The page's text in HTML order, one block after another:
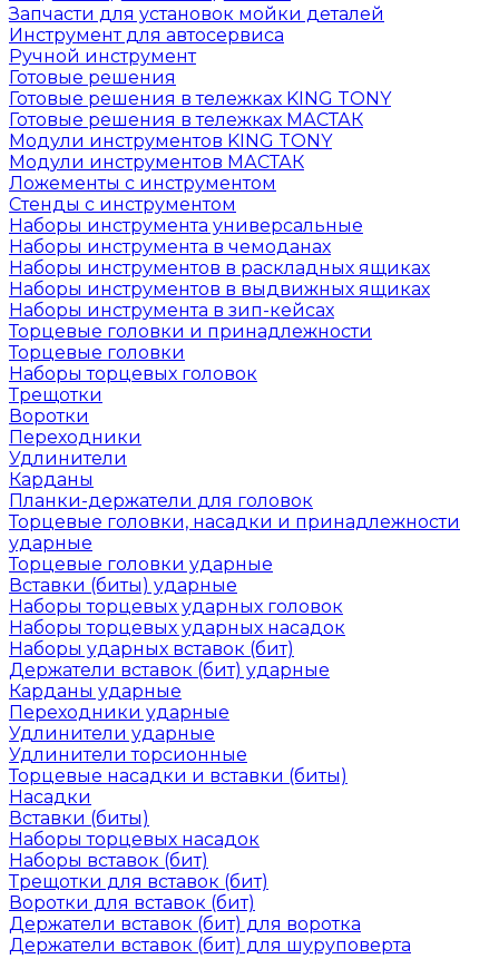
Запчасти для установок мойки деталей
Инструмент для автосервиса
Ручной инструмент
Готовые решения
Готовые решения в тележках KING TONY
Готовые решения в тележках МАСТАК
Модули инструментов KING TONY
Модули инструментов МАСТАК
Ложементы с инструментом
Стенды с инструментом
Наборы инструмента универсальные
Наборы инструмента в чемоданах
Наборы инструментов в раскладных ящиках
Наборы инструментов в выдвижных ящиках
Наборы инструмента в зип-кейсах
Торцевые головки и принадлежности
Торцевые головки
Наборы торцевых головок
Трещотки
Воротки
Переходники
Удлинители
Карданы
Планки-держатели для головок
Торцевые головки, насадки и принадлежности
ударные
Торцевые головки ударные
Вставки (биты) ударные
Наборы торцевых ударных головок
Наборы торцевых ударных насадок
Наборы ударных вставок (бит)
Держатели вставок (бит) ударные
Карданы ударные
Переходники ударные
Удлинители ударные
Удлинители торсионные
Торцевые насадки и вставки (биты)
Насадки
Вставки (биты)
Наборы торцевых насадок
Наборы вставок (бит)
Трещотки для вставок (бит)
Воротки для вставок (бит)
Держатели вставок (бит) для воротка
Держатели вставок (бит) для шуруповерта